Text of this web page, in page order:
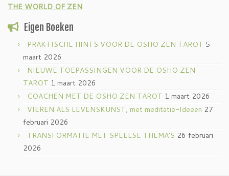
THE WORLD OF ZEN
Eigen Boeken
PRAKTISCHE HINTS VOOR DE OSHO ZEN TAROT 5
maart 2026
NIEUWE TOEPASSINGEN VOOR DE OSHO ZEN
TAROT 1 maart 2026
COACHEN MET DE OSHO ZEN TAROT 1 maart 2026
VIEREN ALS LEVENSKUNST, met meditatie-Ideeën 27
februari 2026
TRANSFORMATIE MET SPEELSE THEMA’S 26 februari
2026